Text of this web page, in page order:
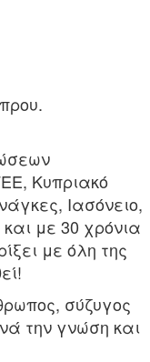
Κυπριακό
Ιασόνειο,
με 30 χρόνια
με όλη της
σύζυγος
την γνώση και